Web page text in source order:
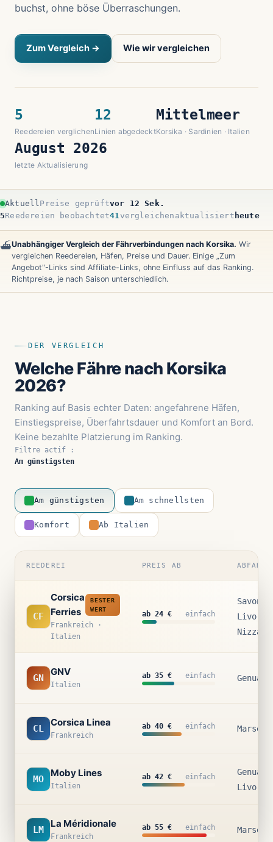
buchst, ohne böse Überraschungen.
Zum Vergleich → Wie wir vergleichen
5
Reedereien verglichen
12
Linien abgedeckt
Mittelmeer
Korsika · Sardinien · Italien
August 2026
letzte Aktualisierung
AktuellPreise geprüftvor 14 Sek.
5Reedereien beobachtet41vergleichen aktualisiert heute
⛴️Unabhängiger Vergleich der Fährverbindungen nach Korsika. Wir
vergleichen Reedereien, Häfen, Preise und Dauer. Einige „Zum
Angebot"-Links sind Affiliate-Links, ohne Einfluss auf das Ranking.
Richtpreise, je nach Saison unterschiedlich.
DER VERGLEICH
Welche Fähre nach Korsika
2026?
Ranking auf Basis echter Daten: angefahrene Häfen,
Einstiegspreise, Überfahrtsdauer und Komfort an Bord.
Keine bezahlte Platzierung im Ranking.
Filtre actif :
Am günstigsten
Am günstigsten Am schnellsten
Komfort Ab Italien
REEDEREI PREIS AB
CF
Corsica
Ferries
BESTER
WERT
Frankreich ·
Italien
ab 24 € einfach
Savona
Nizza
GN
GNV
Italien
ab 35 € einfach Genua
CL
Corsica Linea
Frankreich
ab 40 € einfach
MO
Moby Lines
Italien
ab 42 € einfach
Genua ·
Livorno
LM
La Méridionale
Frankreich
ab 55 € einfach